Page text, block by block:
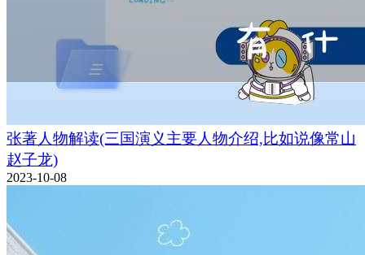
张著人物解读(三国演义主要人物介绍,比如说像常山
赵子龙)
2023-10-08